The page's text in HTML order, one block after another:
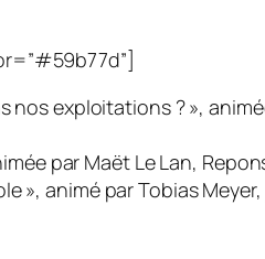
nos exploitations ? »,
par Maët Le Lan,
», animé par Tobias